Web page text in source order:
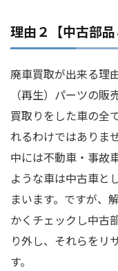
理由２【中古部品
廃車買取が出来る理
（再生）パーツの
買取りをした車の全
れるわけではありま
中には不動車・事故
ような車は中古車と
まいます。ですが、
かくチェックし中古
り外し、それらをリ
す。